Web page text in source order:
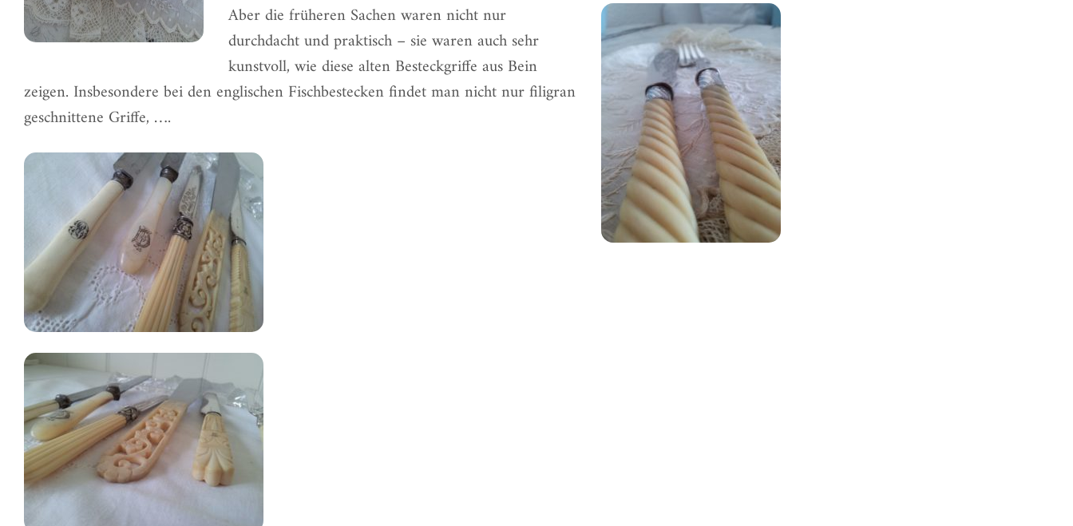
Aber die früheren Sachen waren nicht nur
durchdacht und praktisch – sie waren auch sehr
kunstvoll, wie diese alten Besteckgriffe aus Bein
zeigen. Insbesondere bei denenglischen Fischbesteckenfindet man nicht nur filigran
geschnittene Griffe, ….